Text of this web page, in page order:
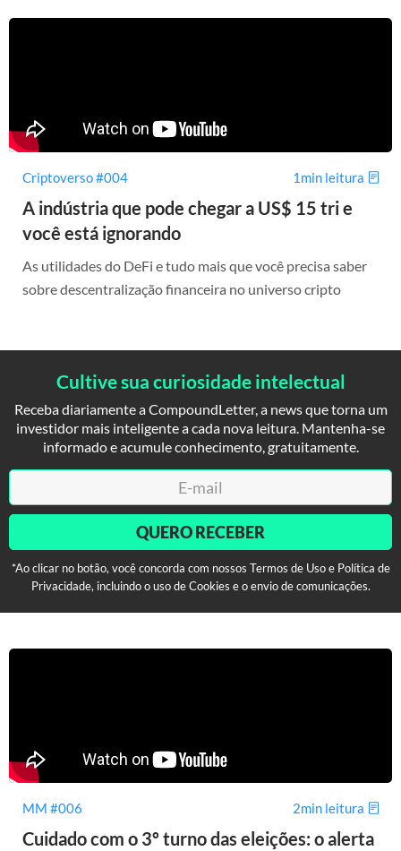
Criptoverso #004 1min leitura
A indústria que pode chegar a US$ 15 tri e
você está ignorando
As utilidades do DeFi e tudo mais que você precisa saber
sobre descentralização financeira no universo cripto
Cultive sua curiosidade intelectual
Receba diariamente a CompoundLetter, a news que torna um
investidor mais inteligente a cada nova leitura. Mantenha-se
informado e acumule conhecimento, gratuitamente.
QUERO RECEBER
*Ao clicar no botão, você concorda com nossos Termos de Uso e Política de
Privacidade, incluindo o uso de Cookies e o envio de comunicações.
MM #006 2min leitura
Cuidado com o 3º turno das eleições: o alerta